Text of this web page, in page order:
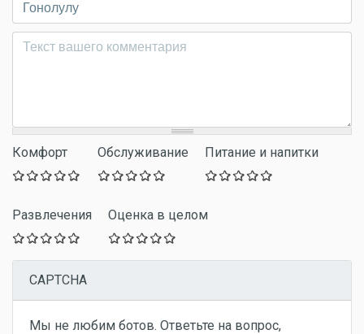
Комментарий*
Комфорт Обслуживание Питание и напитки
Развлечения Оценка в целом
CAPTCHA
Мы не любим ботов. Ответьте на вопрос,